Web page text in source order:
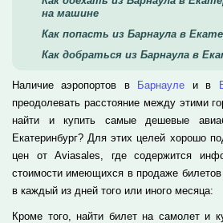
на машине
Как попасть из Барнаула в
Как добраться из Барнаула в
Наличие аэропортов в Барнауле и в
преодолевать расстояние между этими
найти и купить самые дешевые
Екатеринбург? Для этих целей хорошо
цен от Aviasales, где содержится
стоимости имеющихся в продаже
в каждый из дней того или иного месяца:
Кроме того, найти билет на самолет и